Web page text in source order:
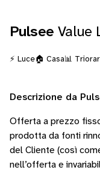
Pulsee Value
⚡ Luce🏠 Casa📊
Descrizione da
Offerta a prezzo
prodotta da fonti
del Cliente (così
nell’offerta e